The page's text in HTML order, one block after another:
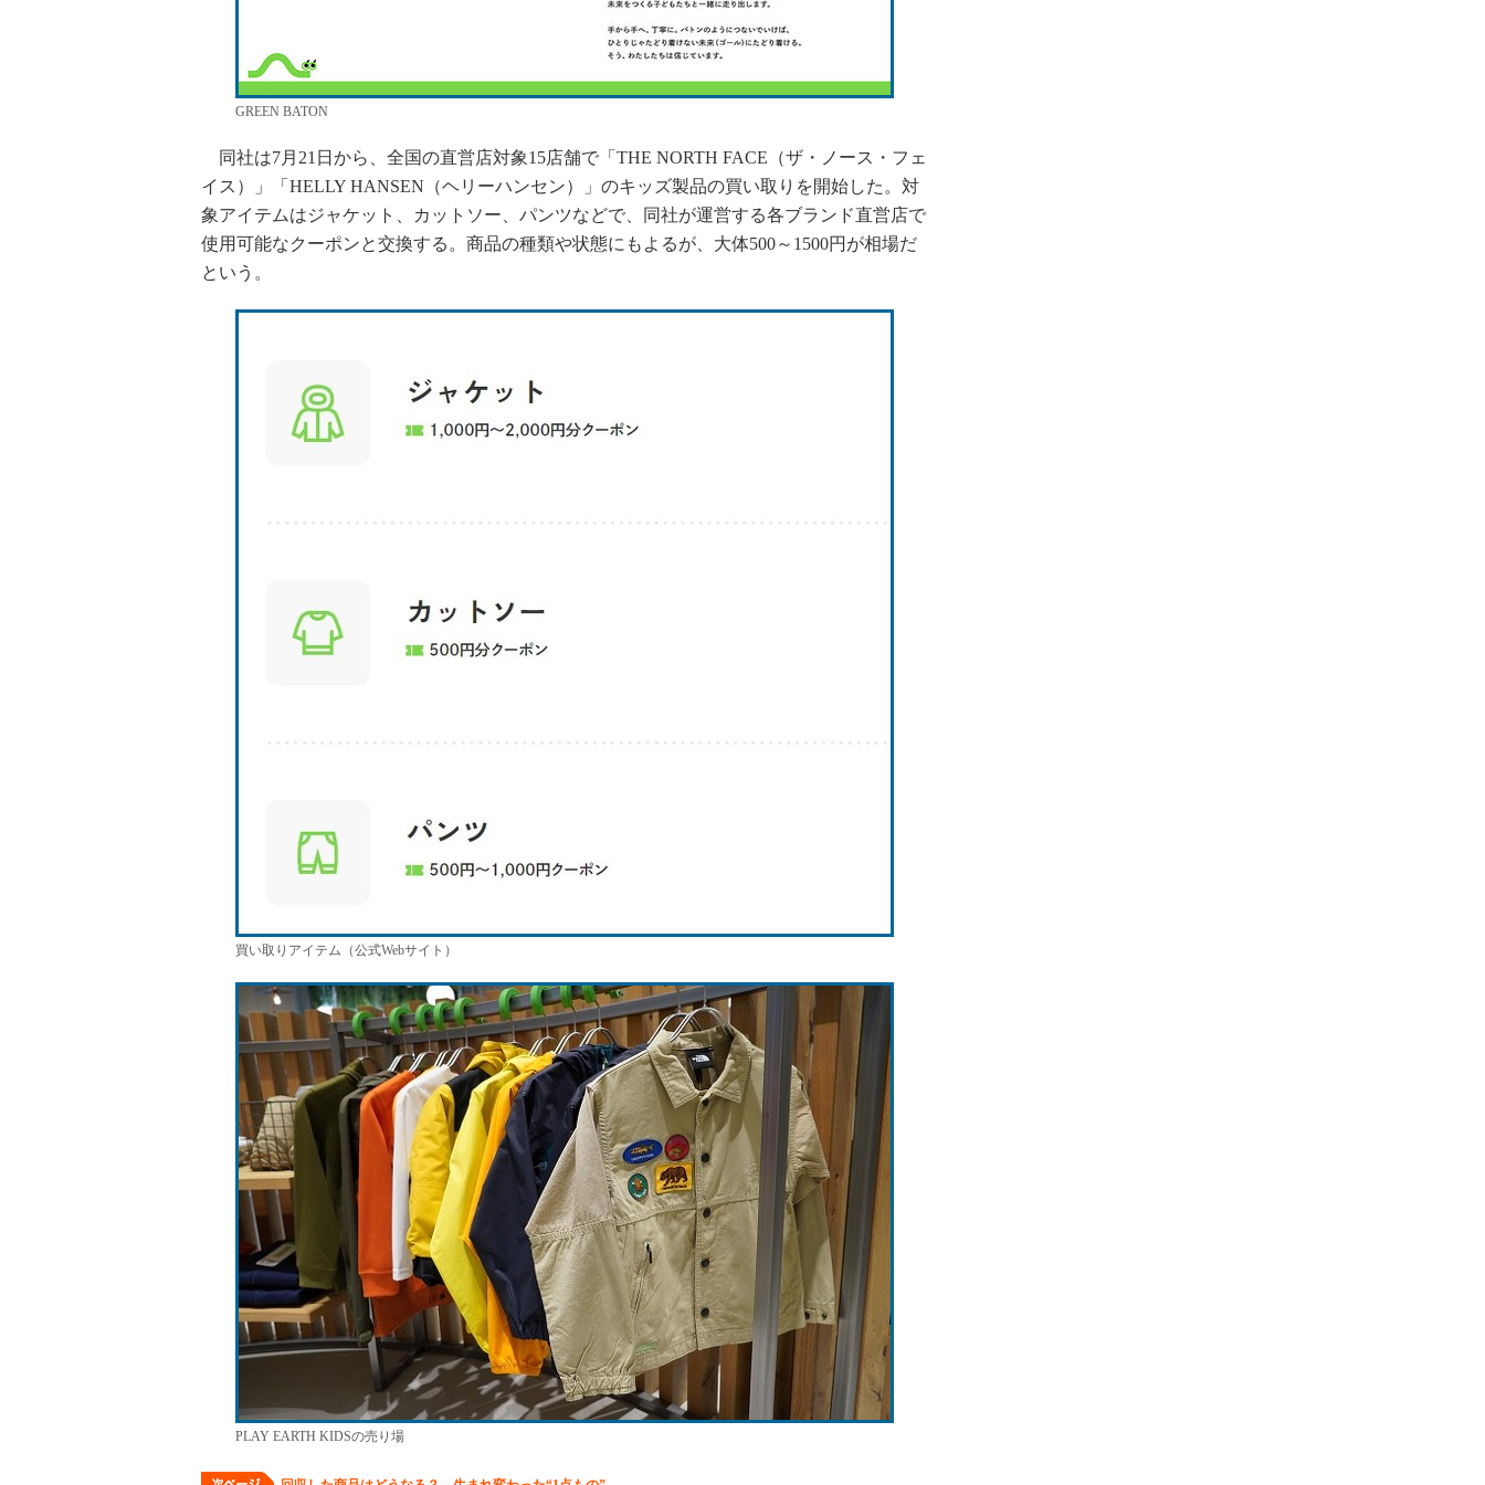
GREEN BATON
同社は7月21日から、全国の直営店対象15店舗で「THE NORTH FACE（ザ・ノース・フェ
イス）」「HELLY HANSEN（ヘリーハンセン）」のキッズ製品の買い取りを開始した。対
象アイテムはジャケット、カットソー、パンツなどで、同社が運営する各ブランド直営店で
使用可能なクーポンと交換する。商品の種類や状態にもよるが、大体500～1500円が相場だ
という。
買い取りアイテム（公式Webサイト）
PLAY EARTH KIDSの売り場